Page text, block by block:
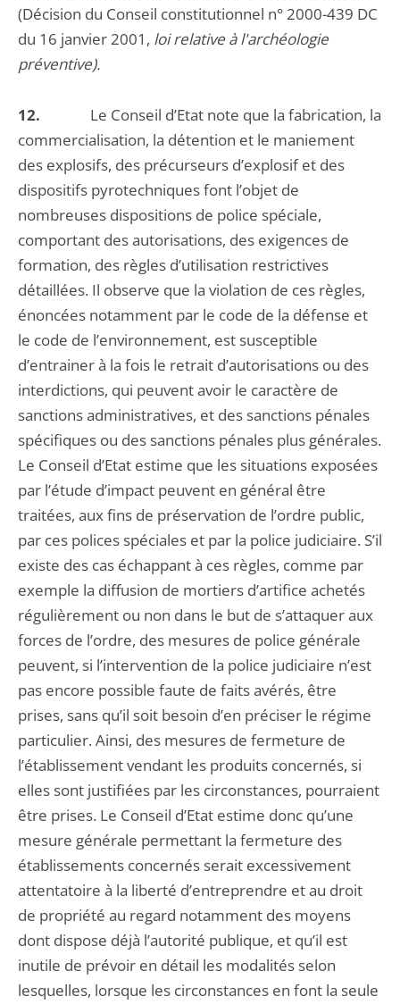
(Décision du Conseil constitutionnel n° 2000-439 DC
du 16 janvier 2001, loi relative à l'archéologie
préventive).
12. Le Conseil d’Etat note que la fabrication, la
commercialisation, la détention et le maniement
des explosifs, des précurseurs d’explosif et des
dispositifs pyrotechniques font l’objet de
nombreuses dispositions de police spéciale,
comportant des autorisations, des exigences de
formation, des règles d’utilisation restrictives
détaillées. Il observe que la violation de ces règles,
énoncées notamment par le code de la défense et
le code de l’environnement, est susceptible
d’entrainer à la fois le retrait d’autorisations ou des
interdictions, qui peuvent avoir le caractère de
sanctions administratives, et des sanctions pénales
spécifiques ou des sanctions pénales plus générales.
Le Conseil d’Etat estime que les situations exposées
par l’étude d’impact peuvent en général être
traitées, aux fins de préservation de l’ordre public,
par ces polices spéciales et par la police judiciaire. S’il
existe des cas échappant à ces règles, comme par
exemple la diffusion de mortiers d’artifice achetés
régulièrement ou non dans le but de s’attaquer aux
forces de l’ordre, des mesures de police générale
peuvent, si l’intervention de la police judiciaire n’est
pas encore possible faute de faits avérés, être
prises, sans qu’il soit besoin d’en préciser le régime
particulier. Ainsi, des mesures de fermeture de
l’établissement vendant les produits concernés, si
elles sont justifiées par les circonstances, pourraient
être prises. Le Conseil d’Etat estime donc qu’une
mesure générale permettant la fermeture des
établissements concernés serait excessivement
attentatoire à la liberté d’entreprendre et au droit
de propriété au regard notamment des moyens
dont dispose déjà l’autorité publique, et qu’il est
inutile de prévoir en détail les modalités selon
lesquelles, lorsque les circonstances en font la seule